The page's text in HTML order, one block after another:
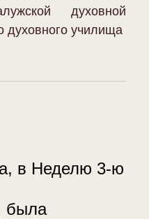
духовной
духовного училища
в Неделю 3-ю
была